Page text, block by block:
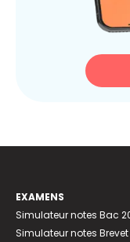
EXAMENS
Simulateur notes Bac
Simulateur notes Brevet